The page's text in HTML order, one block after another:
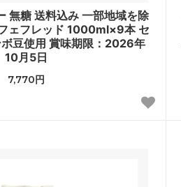
無糖 送料込み 一部地域を除
ェフレッド 1000ml×9本 セ
豆使用 賞味期限：2026年
10月5日
7,770円